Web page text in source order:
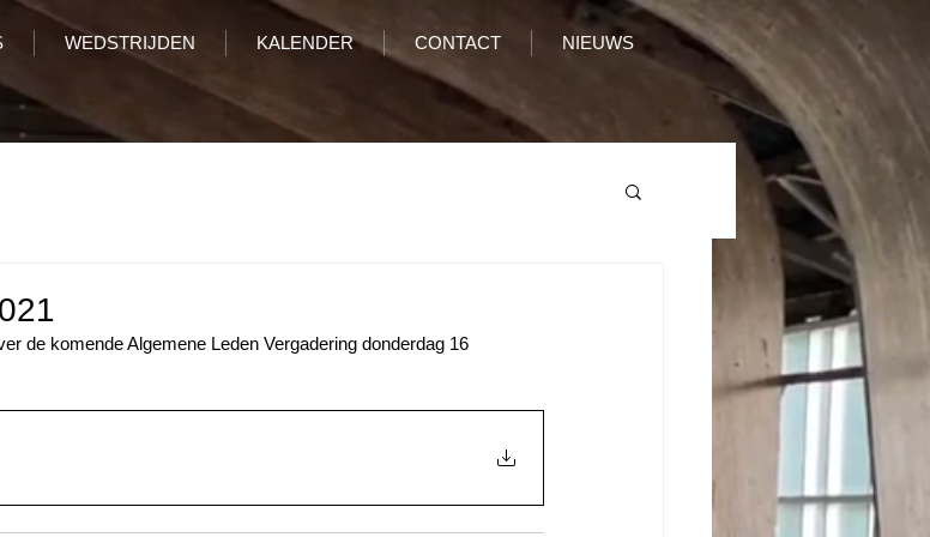
WEDSTRIJDEN KALENDER CONTACT NIEUWS
de komende Algemene Leden Vergadering donderdag 16